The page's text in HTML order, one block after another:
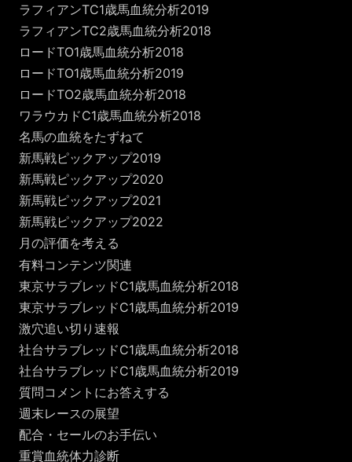
ラフィアンTC1歳馬血統分析2019
ラフィアンTC2歳馬血統分析2018
ロードTO1歳馬血統分析2018
ロードTO1歳馬血統分析2019
ロードTO2歳馬血統分析2018
ワラウカドC1歳馬血統分析2018
名馬の血統をたずねて
新馬戦ピックアップ2019
新馬戦ピックアップ2020
新馬戦ピックアップ2021
新馬戦ピックアップ2022
月の評価を考える
有料コンテンツ関連
東京サラブレッドC1歳馬血統分析2018
東京サラブレッドC1歳馬血統分析2019
激穴追い切り速報
社台サラブレッドC1歳馬血統分析2018
社台サラブレッドC1歳馬血統分析2019
質問コメントにお答えする
週末レースの展望
配合・セールのお手伝い
重賞血統体力診断